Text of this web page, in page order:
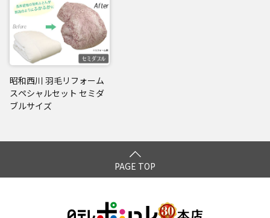
昭和西川 羽毛リフォーム
スペシャルセット セミダ
ブルサイズ
PAGE TOP